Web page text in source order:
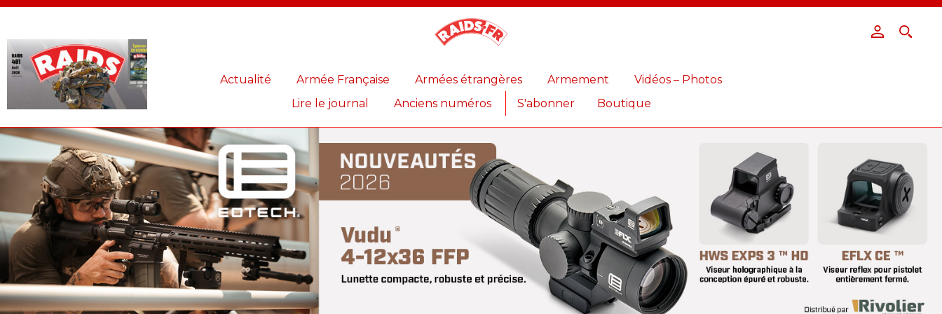
Actualité Armée Française Armées étrangères Armement
Vidéos – Photos
Lire le journal
Anciens numéros S'abonner Boutique
Panneau de gestion des cookies